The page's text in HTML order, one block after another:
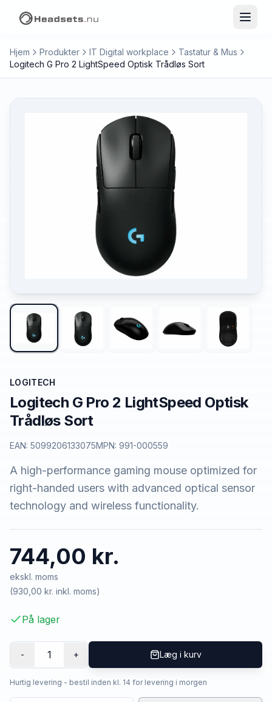
Hjem Produkter IT Digital workplace
Tastatur & Mus
Logitech G Pro 2 LightSpeed Optisk Trådløs Sort
LOGITECH
Logitech G Pro 2 LightSpeed Optisk
Trådløs Sort
EAN: 5099206133075MPN: 991-000559
A high-performance gaming mouse optimized for
right-handed users with advanced optical sensor
technology and wireless functionality.
744,00 kr.
ekskl. moms
(930,00 kr. inkl. moms)
På lager
- 1 + Læg i kurv
Hurtig levering - bestil inden kl. 14 for levering i morgen